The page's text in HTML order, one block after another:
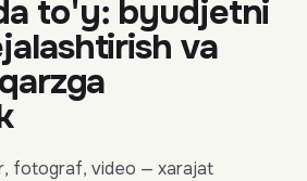
to'y: byudjetni
va
fotograf, video — xarajat